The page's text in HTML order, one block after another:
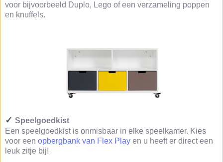
voor bijvoorbeeld Duplo, Lego of een verzameling poppen
en knuffels.
✓ Speelgoedkist
Een speelgoedkist is onmisbaar in elke speelkamer. Kies
voor een opbergbank van Flex Play en u heeft er direct een
leuk zitje bij!